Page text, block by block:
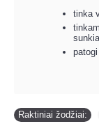
tinka
Raktiniai žodžiai: